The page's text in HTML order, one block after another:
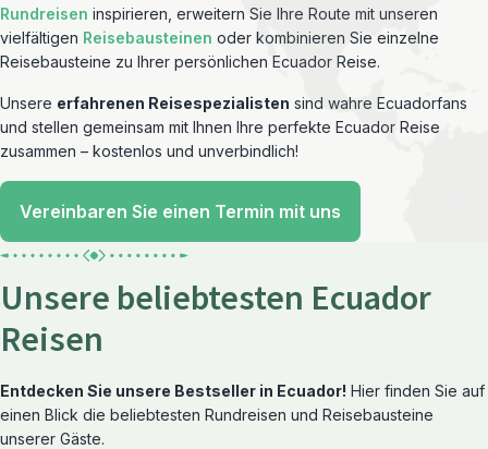
Rundreisen inspirieren, erweitern Sie Ihre Route mit unseren
vielfältigen Reisebausteinen oder kombinieren Sie einzelne
Reisebausteine zu Ihrer persönlichen Ecuador Reise.
Unsere erfahrenen Reisespezialisten sind wahre Ecuadorfans
und stellen gemeinsam mit Ihnen Ihre perfekte Ecuador Reise
zusammen – kostenlos und unverbindlich!
Vereinbaren Sie einen Termin mit uns
Unsere beliebtesten Ecuador
Reisen
Entdecken Sie unsere Bestseller in Ecuador! Hier finden Sie auf
einen Blick die beliebtesten Rundreisen und Reisebausteine
unserer Gäste.